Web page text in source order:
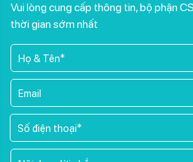
Vui lòng cung cấp thông tin, bộ phận
thời gian sớm nhất